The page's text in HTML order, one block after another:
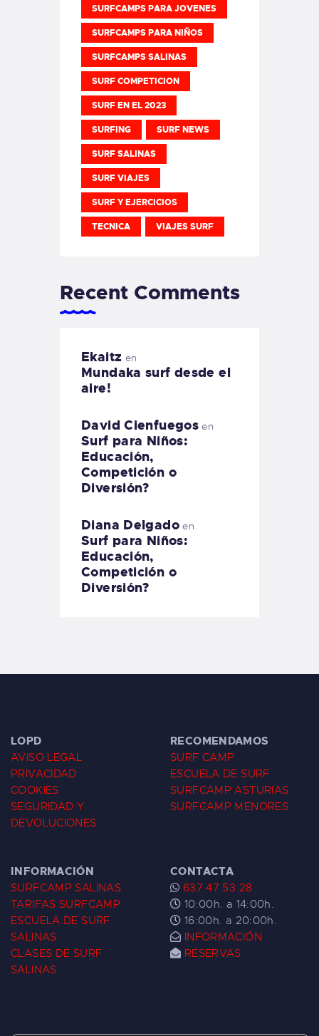
SURFCAMPS PARA JOVENES
SURFCAMPS PARA NIÑOS
SURFCAMPS SALINAS
SURF COMPETICION
SURF EN EL 2023
SURFING SURF NEWS
SURF SALINAS
SURF VIAJES
SURF Y EJERCICIOS
TECNICA VIAJES SURF
Recent Comments
Ekaitz en
Mundaka surf desde el
aire!
David Cienfuegos en
Surf para Niños:
Educación,
Competición o
Diversión?
Diana Delgadoen
Surf para Niños:
Educación,
Competición o
Diversión?
LOPD
AVISO LEGAL
PRIVACIDAD
COOKIES
SEGURIDAD Y
DEVOLUCIONES
RECOMENDAMOS
SURF CAMP
ESCUELA DE SURF
SURFCAMP ASTURIAS
SURFCAMP MENORES
INFORMACIÓN
SURFCAMP SALINAS
TARIFAS SURFCAMP
ESCUELA DE SURF
SALINAS
CLASES DE SURF
SALINAS
CONTACTA
637 47 53 28
10:00h. a 14:00h.
16:00h. a 20:00h.
INFORMACIÓN
RESERVAS